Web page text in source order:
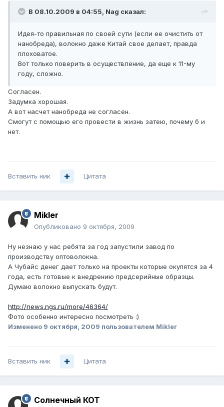
В 08.10.2009 в 04:55, Nag сказал:
Идея-то правильная по своей сути (если ее очистить от
нанобреда), волокно даже Китай свое делает, правда
плоховатое.
Вот только поверить в осуществление, да еще к 11-му
году, сложно.
Согласен.
Задумка хорошая.
А вот насчет нанобреда не согласен.
Смогут с помощью его провести в жизнь затею, почему б и
нет.
Вставить ник Цитата
Mikler
Опубликовано 9 октября, 2009
Ну незнаю у нас ребята за год запустили завод по
производству оптоволокна.
А Чубайс денег дает только на проекты которые окупятся за 4
года, есть готовые к внедрению предсерийные образцы.
Думаю волокно выпускать будут.
http://news.ngs.ru/more/46364/
Фото особенно интересно посмотреть :)
Изменено 9 октября, 2009 пользователем Mikler
Вставить ник Цитата
Солнечный КОТ